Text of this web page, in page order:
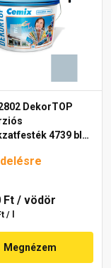
DekorTOP
4739 blue
Ft / vödör
/ l
Megnézem